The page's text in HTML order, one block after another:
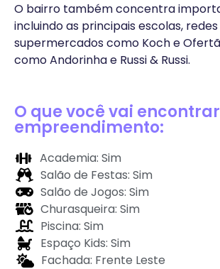
O bairro também concentra
incluindo as principais escolas,
supermercados como Koch e
como Andorinha e Russi & Russi.
O que você vai
empreendimento:
Academia: Sim
Salão de Festas: Sim
Salão de Jogos: Sim
Churasqueira: Sim
Piscina: Sim
Espaço Kids: Sim
Fachada: Frente Leste